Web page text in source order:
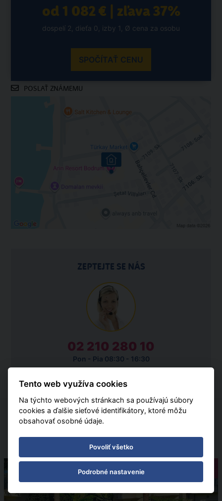
od 1 082 € | zľava 37%
dospelí 2, dieťa 0, izby 1, Ø cena za osobu
SPOČÍTAŤ CENU
POSLAŤ ZNÁMEMU
ZEPTEJTE SE NÁS
02 210 280 10
Pon - Pia 08:30 - 16:30
Pobytové
Tento web využíva cookies
Na týchto webových stránkach sa používajú súbory
cookies a ďalšie sieťové identifikátory, ktoré môžu
obsahovať osobné údaje.
Povoliť všetko
Podrobné nastavenie